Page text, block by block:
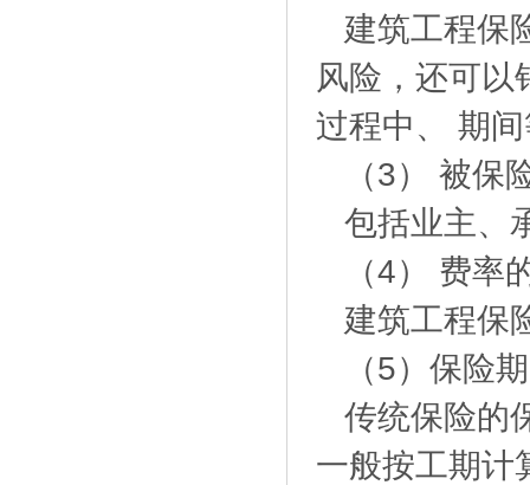
建筑工程保
风险，还可以
过程中、 期
（3） 被保
包括业主、
（4） 费率
建筑工程保
（5）保险
传统保险的
一般按工期计